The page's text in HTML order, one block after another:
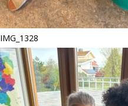
IMG_1328